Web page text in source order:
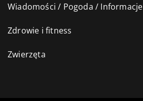
Wiadomości / Pogoda / Informacje
Zdrowie i fitness
Zwierzęta